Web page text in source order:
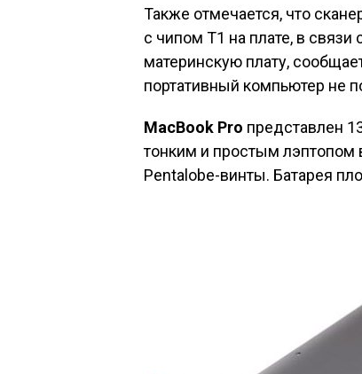
Также отмечается, что
с чипом T1 на плате, в
материнскую плату,
портативный компьютер не
MacBook Pro представлен
тонким и простым лэптопом
Pentalobe-винты. Батарея